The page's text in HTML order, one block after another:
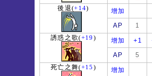
後退(+14)
增加
AP
1
誘惑之歌(+19 ) 增加 +1
AP
5
死亡之舞(+15 )
增加